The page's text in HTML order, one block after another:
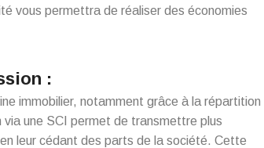
vous permettra de réaliser des économies
:
immobilier, notamment grâce à la répartition
une SCI permet de transmettre plus
leur cédant des parts de la société. Cette